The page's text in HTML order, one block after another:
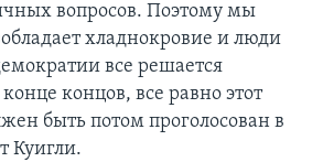
вопросов. Поэтому мы
хладнокровие и люди
все решается
концов, все равно этот
быть потом проголосован в
Куигли.